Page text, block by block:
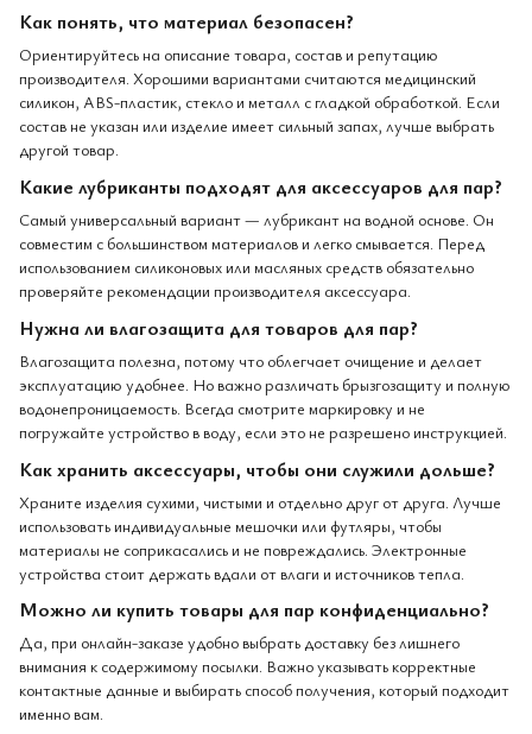
Как понять, что материал безопасен?
Ориентируйтесь на описание товара, состав и репутацию
производителя. Хорошими вариантами считаются медицинский
силикон, ABS-пластик, стекло и металл с гладкой обработкой. Если
состав не указан или изделие имеет сильный запах, лучше выбрать
другой товар.
Какие лубриканты подходят для аксессуаров для пар?
Самый универсальный вариант — лубрикант на водной основе. Он
совместим с большинством материалов и легко смывается. Перед
использованием силиконовых или масляных средств обязательно
проверяйте рекомендации производителя аксессуара.
Нужна ли влагозащита для товаров для пар?
Влагозащита полезна, потому что облегчает очищение и делает
эксплуатацию удобнее. Но важно различать брызгозащиту и полную
водонепроницаемость. Всегда смотрите маркировку и не
погружайте устройство в воду, если это не разрешено инструкцией.
Как хранить аксессуары, чтобы они служили дольше?
Храните изделия сухими, чистыми и отдельно друг от друга. Лучше
использовать индивидуальные мешочки или футляры, чтобы
материалы не соприкасались и не повреждались. Электронные
устройства стоит держать вдали от влаги и источников тепла.
Можно ли купить товары для пар конфиденциально?
Да, при онлайн-заказе удобно выбрать доставку без лишнего
внимания к содержимому посылки. Важно указывать корректные
контактные данные и выбирать способ получения, который подходит
именно вам.